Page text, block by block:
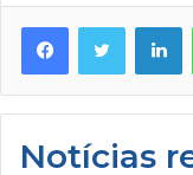
Linkedin
Notícias